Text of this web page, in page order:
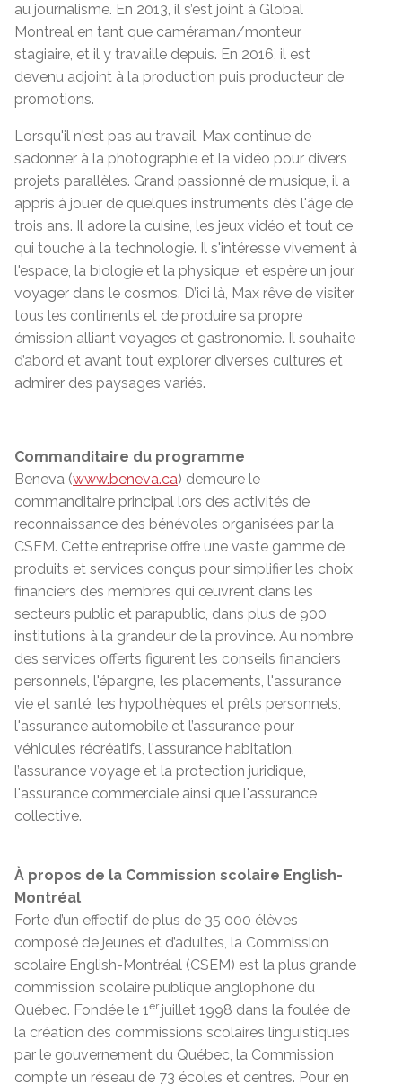
au journalisme. En 2013, il s’est joint à Global
Montreal en tant que caméraman/monteur
stagiaire, et il y travaille depuis. En 2016, il est
devenu adjoint à la production puis producteur de
promotions.
Lorsqu'il n'est pas au travail, Max continue de
s’adonner à la photographie et la vidéo pour divers
projets parallèles. Grand passionné de musique, il a
appris à jouer de quelques instruments dès l'âge de
trois ans. Il adore la cuisine, les jeux vidéo et tout ce
qui touche à la technologie. Il s'intéresse vivement à
l'espace, la biologie et la physique, et espère un jour
voyager dans le cosmos. D’ici là, Max rêve de visiter
tous les continents et de produire sa propre
émission alliant voyages et gastronomie. Il souhaite
d’abord et avant tout explorer diverses cultures et
admirer des paysages variés.
Commanditaire du programme
Beneva (www.beneva.ca) demeure le
commanditaire principal lors des activités de
reconnaissance des bénévoles organisées par la
CSEM. Cette entreprise offre une vaste gamme de
produits et services conçus pour simplifier les choix
financiers des membres qui œuvrent dans les
secteurs public et parapublic, dans plus de 900
institutions à la grandeur de la province. Au nombre
des services offerts figurent les conseils financiers
personnels, l'épargne, les placements, l'assurance
vie et santé, les hypothèques et prêts personnels,
l'assurance automobile et l’assurance pour
véhicules récréatifs, l'assurance habitation,
l’assurance voyage et la protection juridique,
l'assurance commerciale ainsi que l'assurance
collective.
À propos de la Commission scolaire English-
Montréal
Forte d’un effectif de plus de 35 000 élèves
composé de jeunes et d’adultes, la Commission
scolaire English-Montréal (CSEM) est la plus grande
commission scolaire publique anglophone du
Québec. Fondée le 1er juillet 1998 dans la foulée de
la création des commissions scolaires linguistiques
par le gouvernement du Québec, la Commission
compte un réseau de 73 écoles et centres. Pour en